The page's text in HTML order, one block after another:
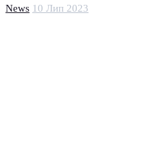
News 10 Лип 2023